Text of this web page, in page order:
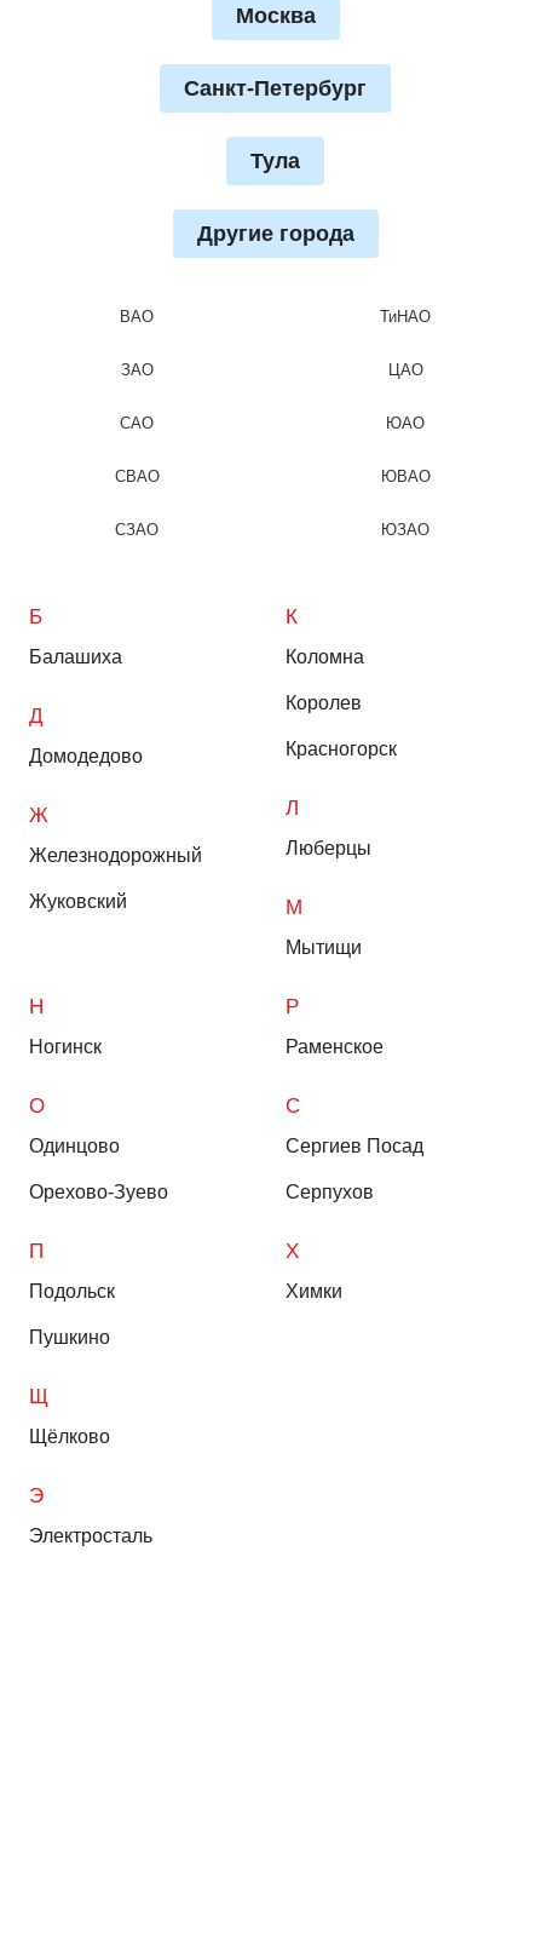
Москва
Санкт-Петербург
Тула
Другие города
ВАО
ЗАО
САО
СВАО
СЗАО
ТиНАО
ЦАО
ЮАО
ЮВАО
ЮЗАО
Б
Балашиха
Д
Домодедово
Ж
Железнодорожный
Жуковский
К
Коломна
Королев
Красногорск
Л
Люберцы
М
Мытищи
Н
Ногинск
О
Одинцово
Орехово-Зуево
П
Подольск
Пушкино
Р
Раменское
С
Сергиев Посад
Серпухов
Х
Химки
Щ
Щёлково
Э
Электросталь